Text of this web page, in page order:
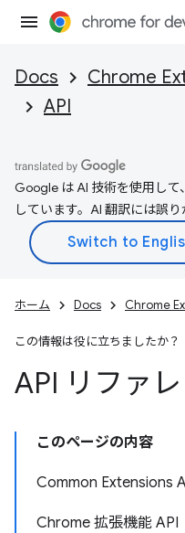
Docs Chrome
API
Google は AI 技術を使用し
しています。AI 翻訳には誤
ホーム Docs Chrome
この情報は役に立ちましたか？
API リファ
このページの内容
Common Extensions
Chrome 拡張機能 API